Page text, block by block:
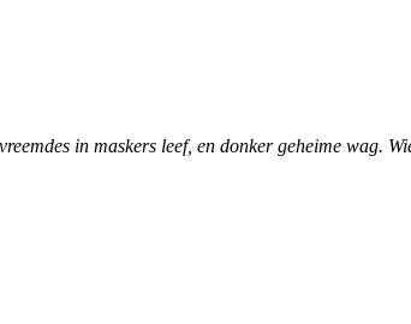
in maskers leef, en donker geheime wag.